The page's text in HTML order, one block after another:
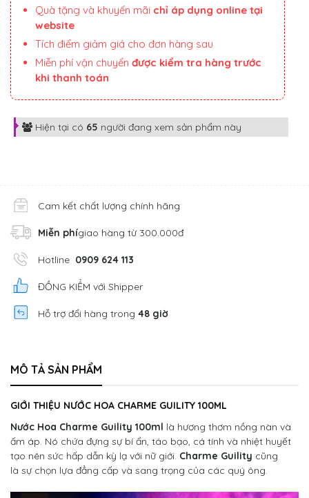
Quà tặng và khuyến mãi chỉ áp dụng online tại
website
Tích điểm giảm giá cho đơn hàng sau
Miễn phí vận chuyển được kiểm tra hàng trước
khi thanh toán
Hiện tại có 65 người đang xem sản phẩm này
Cam kết chất lượng chính hãng
Miễn phígiao hàng từ 300.000đ
Hotline 0909 624 113
ĐỒNG KIỂM với Shipper
Hỗ trợ đổi hàng trong 48 giờ
MÔ TẢ SẢN PHẨM
GIỚI THIỆU NƯỚC HOA CHARME GUILITY 100ML
Nước Hoa Charme Guility 100ml là hương thơm nồng nàn và
ấm áp. Nó chứa đựng sự bí ẩn, táo bạo, cá tính và nhiệt huyết
tạo nên sức hấp dẫn kỳ lạ với nữ giới. Charme Guility cũng
là sự chọn lựa đẳng cấp và sang trọng của các quý ông.